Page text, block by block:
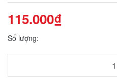
115.000₫
Số lượng: